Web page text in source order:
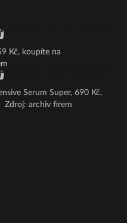
Kč, koupíte na
Serum Super, 690 Kč,
Zdroj: archiv firem